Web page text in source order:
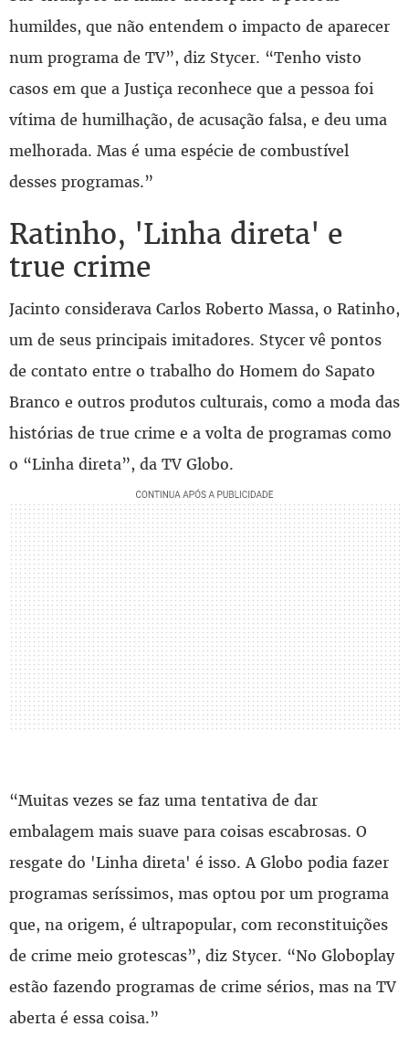
humildes, que não entendem o impacto de aparecer
num programa de TV”, diz Stycer. “Tenho visto
casos em que a Justiça reconhece que a pessoa foi
vítima de humilhação, de acusação falsa, e deu uma
melhorada. Mas é uma espécie de combustível
desses programas.”
Ratinho, 'Linha direta' e
true crime
Jacinto considerava Carlos Roberto Massa, o Ratinho,
um de seus principais imitadores. Stycer vê pontos
de contato entre o trabalho do Homem do Sapato
Branco e outros produtos culturais, como a moda das
histórias de true crime e a volta de programas como
o “Linha direta”, da TV Globo.
“Muitas vezes se faz uma tentativa de dar
embalagem mais suave para coisas escabrosas. O
resgate do 'Linha direta' é isso. A Globo podia fazer
programas seríssimos, mas optou por um programa
que, na origem, é ultrapopular, com reconstituições
de crime meio grotescas”, diz Stycer. “No Globoplay
estão fazendo programas de crime sérios, mas na TV
aberta é essa coisa.”